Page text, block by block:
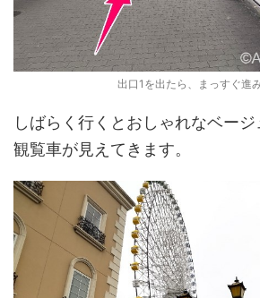
出口1を出たら、まっすぐ進
しばらく行くとおしゃれなベー
観覧車が見えてきます。